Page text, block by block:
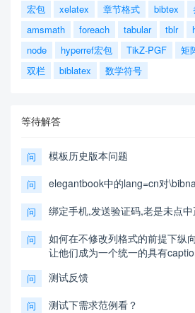
宏包
xelatex 章节格式 bibtex
amsmath
foreach tabular tblr
node
hyperref宏包 TikZ-PGF 矩
双栏
biblatex 数学符号
等待解答
问 模板历史版本问题
问 elegantbook中的lang=cn对
问 绑定手机,发送验证码,老是未点
问
如何在不修改列格式的前提下纵
让他们成为一个统一的具有
问 测试反馈
问 测试下需求范例看？